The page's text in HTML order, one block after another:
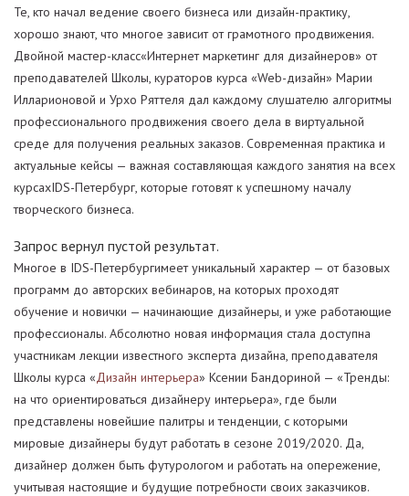
Те, кто начал ведение своего бизнеса или дизайн-практику,
хорошо знают, что многое зависит от грамотного продвижения.
Двойной мастер-класс«Интернет маркетинг для дизайнеров» от
преподавателей Школы, кураторов курса «Web-дизайн» Марии
Илларионовой и Урхо Ряттеля дал каждому слушателю алгоритмы
профессионального продвижения своего дела в виртуальной
среде для получения реальных заказов. Современная практика и
актуальные кейсы — важная составляющая каждого занятия на всех
курсахIDS-Петербург, которые готовят к успешному началу
творческого бизнеса.
Запрос вернул пустой результат.
Многое в IDS-Петербургимеет уникальный характер — от базовых
программ до авторских вебинаров, на которых проходят
обучение и новички — начинающие дизайнеры, и уже работающие
профессионалы. Абсолютно новая информация стала доступна
участникам лекции известного эксперта дизайна, преподавателя
Школы курса «Дизайн интерьера» Ксении Бандориной — «Тренды:
на что ориентироваться дизайнеру интерьера», где были
представлены новейшие палитры и тенденции, с которыми
мировые дизайнеры будут работать в сезоне 2019/2020. Да,
дизайнер должен быть футурологом и работать на опережение,
учитывая настоящие и будущие потребности своих заказчиков.